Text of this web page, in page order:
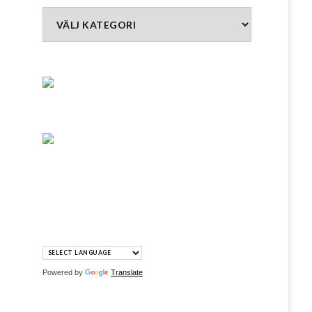
Kategorier
Powered by Translate